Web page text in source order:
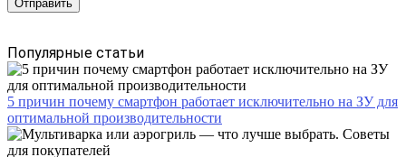
Популярные статьи
5 причин почему смартфон работает исключительно на ЗУ для
оптимальной производительности